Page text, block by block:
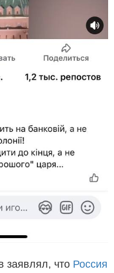
заявлял, что Россия